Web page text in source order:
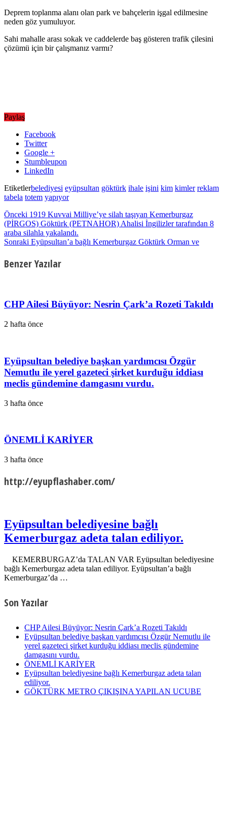
Deprem toplanma alanı olan park ve bahçelerin işgal edilmesine
neden göz yumuluyor.
Sahi mahalle arası sokak ve caddelerde baş gösteren trafik çilesini
çözümü için bir çalışmanız varmı?
Paylaş
Facebook
Twitter
Google +
Stumbleupon
LinkedIn
Etiketlerbelediyesi eyüpsultan göktürk ihale işini kim kimler reklam
tabela totem yapıyor
Önceki 1919 Kuvvai Milliye’ye silah taşıyan Kemerburgaz
(PİRGOS) Göktürk (PETNAHOR) Ahalisi İngilizler tarafından 8
araba silahla yakalandı.
Sonraki Eyüpsultan’a bağlı Kemerburgaz Göktürk Orman ve
Benzer Yazılar
CHP Ailesi Büyüyor: Nesrin Çark’a Rozeti Takıldı
2 hafta önce
Eyüpsultan belediye başkan yardımcısı Özgür
Nemutlu ile yerel gazeteci şirket kurduğu iddiası
meclis gündemine damgasını vurdu.
3 hafta önce
ÖNEMLİ KARİYER
3 hafta önce
http://eyupflashaber.com/
Eyüpsultan belediyesine bağlı
Kemerburgaz adeta talan ediliyor.
KEMERBURGAZ’da TALAN VAR Eyüpsultan belediyesine
bağlı Kemerburgaz adeta talan ediliyor. Eyüpsultan’a bağlı
Kemerburgaz’da …
Son Yazılar
CHP Ailesi Büyüyor: Nesrin Çark’a Rozeti Takıldı
Eyüpsultan belediye başkan yardımcısı Özgür Nemutlu ile
yerel gazeteci şirket kurduğu iddiası meclis gündemine
damgasını vurdu.
ÖNEMLİ KARİYER
Eyüpsultan belediyesine bağlı Kemerburgaz adeta talan
ediliyor.
GÖKTÜRK METRO ÇIKIŞINA YAPILAN UCUBE